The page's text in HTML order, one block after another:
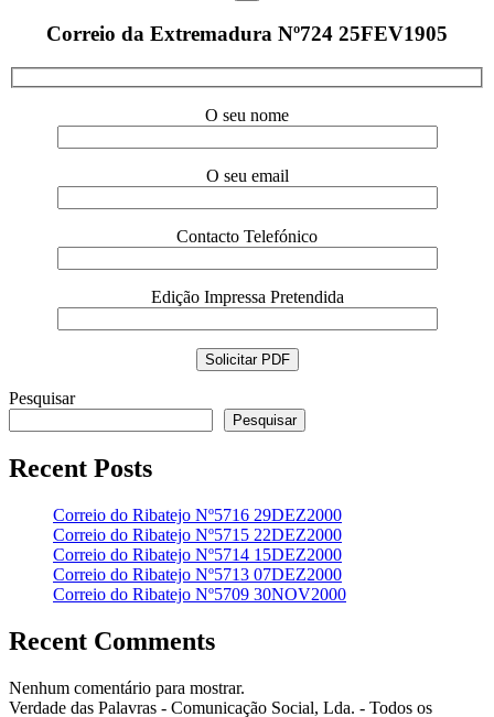
Correio da Extremadura Nº724 25FEV1905
O seu nome
O seu email
Contacto Telefónico
Edição Impressa Pretendida
Pesquisar
Pesquisar
Recent Posts
Correio do Ribatejo Nº5716 29DEZ2000
Correio do Ribatejo Nº5715 22DEZ2000
Correio do Ribatejo Nº5714 15DEZ2000
Correio do Ribatejo Nº5713 07DEZ2000
Correio do Ribatejo Nº5709 30NOV2000
Recent Comments
Nenhum comentário para mostrar.
Verdade das Palavras - Comunicação Social, Lda. - Todos os